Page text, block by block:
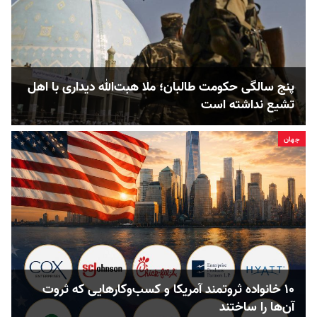
پنج‌ سالگی حکومت طالبان؛ ملا هبت‌الله دیداری با اهل
تشیع نداشته است
جهان
۱۰ خانواده ثروتمند آمریکا و کسب‌وکارهایی که ثروت
آن‌ها را ساختند